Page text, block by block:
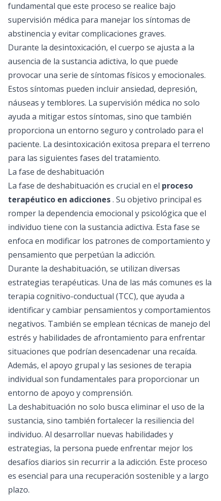
fundamental que este proceso se realice bajo
supervisión médica para manejar los síntomas de
abstinencia y evitar complicaciones graves.
Durante la desintoxicación, el cuerpo se ajusta a la
ausencia de la sustancia adictiva, lo que puede
provocar una serie de síntomas físicos y emocionales.
Estos síntomas pueden incluir ansiedad, depresión,
náuseas y temblores. La supervisión médica no solo
ayuda a mitigar estos síntomas, sino que también
proporciona un entorno seguro y controlado para el
paciente. La desintoxicación exitosa prepara el terreno
para las siguientes fases del tratamiento.
La fase de deshabituación
La fase de deshabituación es crucial en el proceso
terapéutico en adicciones. Su objetivo principal es
romper la dependencia emocional y psicológica que el
individuo tiene con la sustancia adictiva. Esta fase se
enfoca en modificar los patrones de comportamiento y
pensamiento que perpetúan la adicción.
Durante la deshabituación, se utilizan diversas
estrategias terapéuticas. Una de las más comunes es la
terapia cognitivo-conductual (TCC), que ayuda a
identificar y cambiar pensamientos y comportamientos
negativos. También se emplean técnicas de manejo del
estrés y habilidades de afrontamiento para enfrentar
situaciones que podrían desencadenar una recaída.
Además, el apoyo grupal y las sesiones de terapia
individual son fundamentales para proporcionar un
entorno de apoyo y comprensión.
La deshabituación no solo busca eliminar el uso de la
sustancia, sino también fortalecer la resiliencia del
individuo. Al desarrollar nuevas habilidades y
estrategias, la persona puede enfrentar mejor los
desafíos diarios sin recurrir a la adicción. Este proceso
es esencial para una recuperación sostenible y a largo
plazo.